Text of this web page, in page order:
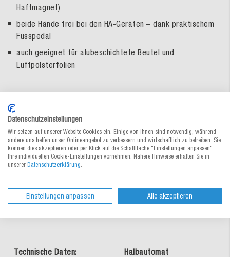
Haftmagnet)
beide Hände frei bei den HA-Geräten – dank praktischem
Fusspedal
auch geeignet für alubeschichtete Beutel und
Luftpolsterfolien
Technische Daten:
max. Folienstärke:
Schweissnahtbreite:
Schweisszeit:
Kühlzeit:
Fuss-Schalter:
2 x 0,200 mm/200 µm
3 mm
stufenlos einstellbar
Technische Daten: Halbautomat
Datenschutzeinstellungen
Wir setzen auf unserer Website Cookies ein. Einige von ihnen sind notwendig, während
andere uns helfen unser Onlineangebot zu verbessern und wirtschaftlich zu betreiben. Sie
können dies akzeptieren oder per Klick auf die Schaltfläche "Einstellungen anpassen"
Ihre individuellen Cookie-Einstellungen vornehmen. Nähere Hinweise erhalten Sie in
unserer Datenschutzerklärung
Einstellungen anpassen Alle akzeptieren